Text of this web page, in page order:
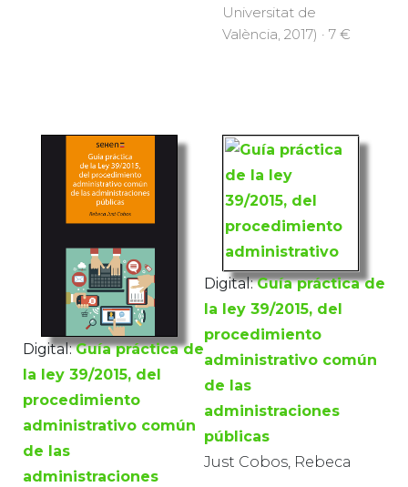
Universitat de
València, 2017) · 7 €
Digital: Guía práctica de
la ley 39/2015, del
procedimiento
administrativo común
de las
administraciones
Digital: Guía práctica de
la ley 39/2015, del
procedimiento
administrativo común
de las
administraciones
públicas
Just Cobos, Rebeca